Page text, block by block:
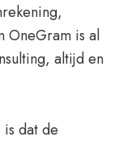
OneGram is al
altijd en
dat de